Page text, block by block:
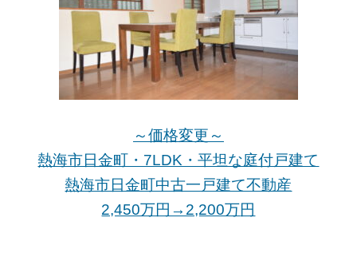
～価格変更～
熱海市日金町・7LDK・平坦な庭付戸建て
熱海市日金町中古一戸建て不動産
2,450万円→2,200万円